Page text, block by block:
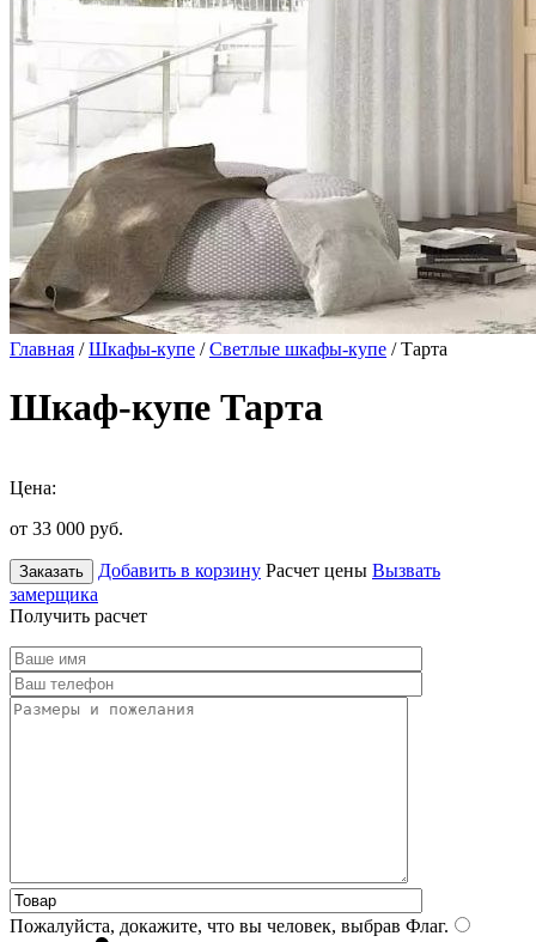
Главная /Шкафы-купе /Светлые шкафы-купе / Тарта
Шкаф-купе Тарта
Цена:
от 33 000 руб.
Заказать Добавить в корзину Расчет цены Вызвать
замерщика
Получить расчет
Пожалуйста, докажите, что вы человек, выбрав Флаг.